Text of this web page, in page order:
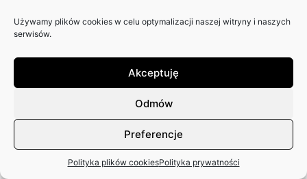
Używamy plików cookies w celu optymalizacji naszej witryny i naszych
serwisów.
Akceptuję
Odmów
Preferencje
Polityka plików cookiesPolityka prywatności
ZAPRASZAMY DO NADSYŁANIA
PISMA: SCENY POLSKIE